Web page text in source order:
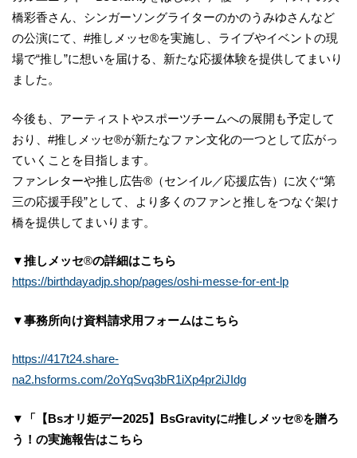
橋彩香さん、シンガーソングライターのかのうみゆさんなど
の公演にて、#推しメッセ®︎を実施し、ライブやイベントの現
場で“推し”に想いを届ける、新たな応援体験を提供してまいり
ました。
今後も、アーティストやスポーツチームへの展開も予定して
おり、#推しメッセ®︎が新たなファン文化の一つとして広がっ
ていくことを目指します。
ファンレターや推し広告®︎（センイル／応援広告）に次ぐ“第
三の応援手段”として、より多くのファンと推しをつなぐ架け
橋を提供してまいります。
▼推しメッセ®︎の詳細はこちら
https://birthdayadjp.shop/pages/oshi-messe-for-ent-lp
▼事務所向け資料請求用フォームはこちら
https://417t24.share-
na2.hsforms.com/2oYqSvq3bR1iXp4pr2iJIdg
▼「【Bsオリ姫デー2025】BsGravityに#推しメッセ®︎を贈ろ
う！の実施報告はこちら